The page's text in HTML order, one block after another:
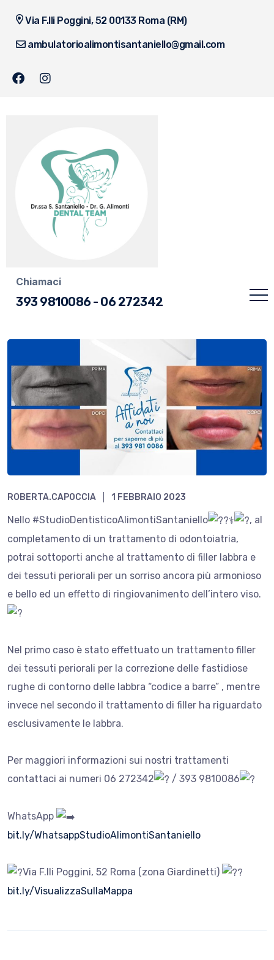
Via F.lli Poggini, 52 00133 Roma (RM)
ambulatorioalimontisantaniello@gmail.com
Chiamaci
393 9810086 - 06 272342
ROBERTA.CAPOCCIA 1 FEBBRAIO 2023
Nello #StudioDentisticoAlimontiSantaniello
, al
completamento di un trattamento di odontoiatria,
potrai sottoporti anche al trattamento di filler labbra e
dei tessuti periorali per un sorriso ancora più armonioso
e bello ed un effetto di ringiovanimento dell’intero viso.
Nel primo caso è stato effettuato un trattamento filler
dei tessuti periorali per la correzione delle fastidiose
rughe di contorno delle labbra “codice a barre” , mentre
invece nel secondo il trattamento di filler ha riguardato
esclusivamente le labbra.
Per maggiori informazioni sui nostri trattamenti
contattaci ai numeri 06 272342
/ 393 9810086
WhatsApp
bit.ly/WhatsappStudioAlimontiSantaniello
Via F.lli Poggini, 52 Roma (zona Giardinetti)
bit.ly/VisualizzaSullaMappa